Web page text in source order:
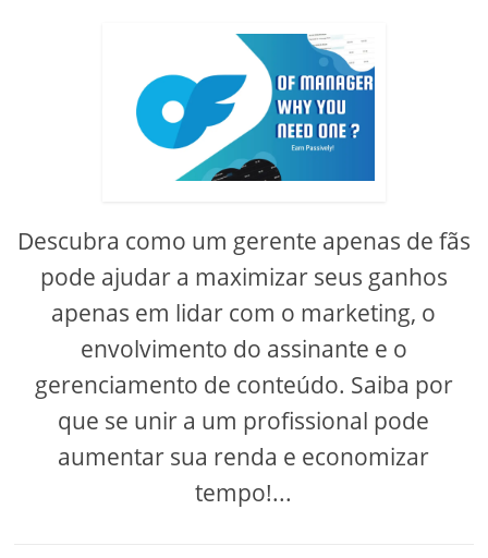
Descubra como um gerente apenas de fãs
pode ajudar a maximizar seus ganhos
apenas em lidar com o marketing, o
envolvimento do assinante e o
gerenciamento de conteúdo. Saiba por
que se unir a um profissional pode
aumentar sua renda e economizar
tempo!...